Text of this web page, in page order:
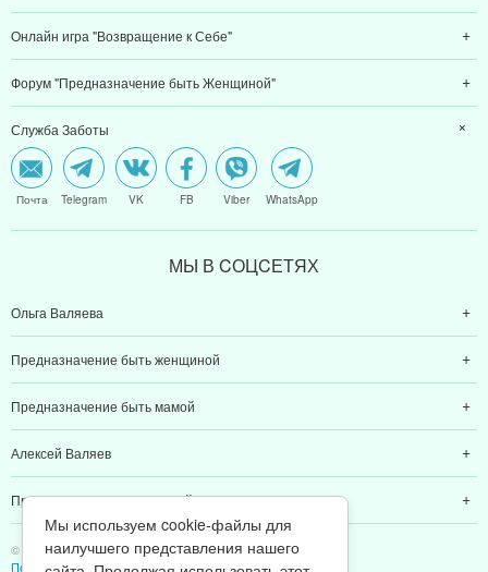
Онлайн игра "Возвращение к Себе"
Форум "Предназначение быть Женщиной"
Служба Заботы
Почта Telegram VK FB Viber WhatsApp
МЫ В CОЦCЕТЯХ
Ольга Валяева
Предназначение быть женщиной
Предназначение быть мамой
Алексей Валяев
Предназначение быть папой
© 2011-2026 Предназначение быть Женщиной
Политика конфиденциальности
Мы используем cookie-файлы для
наилучшего представления нашего